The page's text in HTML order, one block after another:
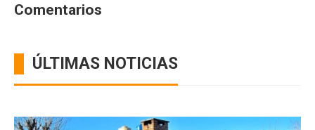
Comentarios
ÚLTIMAS NOTICIAS